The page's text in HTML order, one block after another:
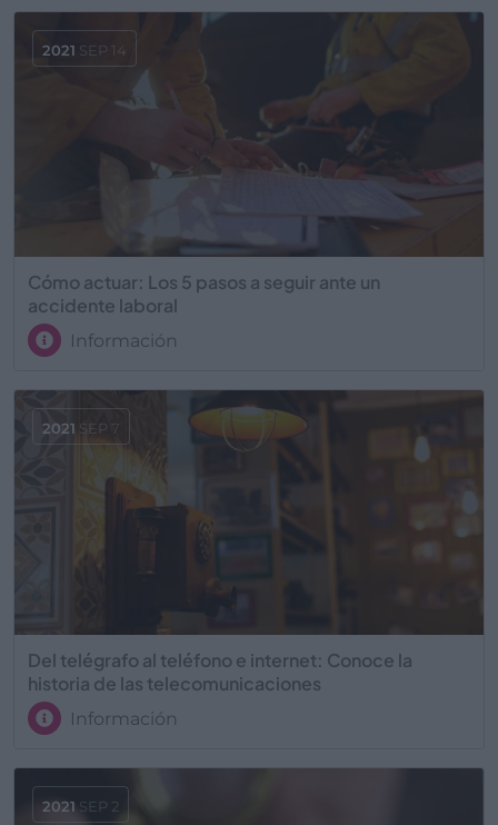
Cómo actuar: Los 5 pasos a seguir ante un
accidente laboral
Información
2021 SEP 14
Del telégrafo al teléfono e internet: Conoce la
historia de las telecomunicaciones
Información
2021 SEP 7
2021 SEP 2